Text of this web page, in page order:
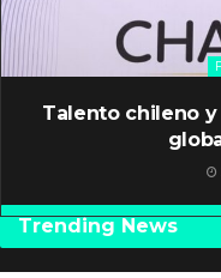
Talento chileno
Trending News